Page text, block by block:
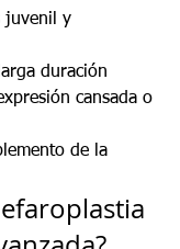
juvenil y
duración
cansada o
de la